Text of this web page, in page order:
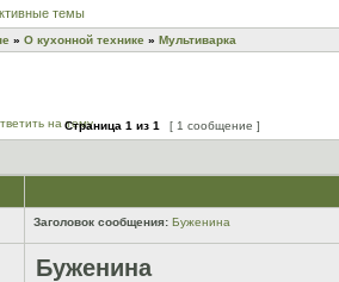
темы
» О кухонной технике » Мультиварка
Страница 1 из 1 [ 1 сообщение ]
Заголовок сообщения: Буженина
Буженина